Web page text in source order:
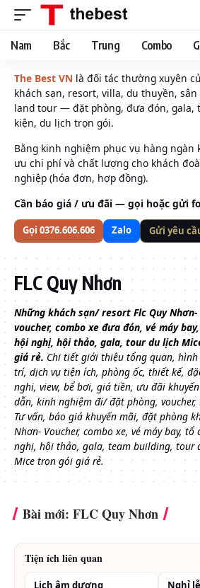
Nam Bắc Trung Combo
The Best VN là đối tác thường xuyên
khách sạn, resort, villa, du thuyền,
land tour — đặt phòng, đưa đón, gala,
kiện, du lịch trọn gói.
Bằng kinh nghiệm phục vụ hàng ngàn
ưu chi phí và chất lượng cho khách
nghiệp (hóa đơn, hợp đồng).
Cần báo giá / ưu đãi — gọi hoặc gửi
Gọi 0376.606.606 Zalo Gửi yêu
FLC Quy Nhơn
Những khách sạn/ resort Flc Quy
voucher, combo xe đưa đón, vé máy
hội nghị, hội thảo, gala, tour du lịch
giá rẻ. Chi tiết giới thiệu tổng quan,
trí, dịch vụ tiện ích, phòng ốc, thiết kế,
nghi, view, bể bơi, giá tiền, ưu đãi
dẫn, kinh nghiệm đi/ đặt phòng,
Tư vấn, báo giá khuyến mãi, đặt phòng
Nhơn- Voucher, combo xe, vé máy bay,
nghị, hội thảo, gala, team building, tour
Mice trọn gói giá rẻ.
Bài mới: FLC Quy Nhơn
Tiện ích liên quan
Lịch âm dương Nghỉ lễ